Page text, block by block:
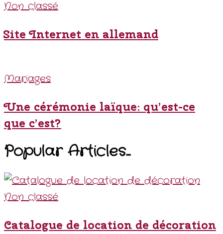
Non classé
Site Internet en allemand
Mariages
Une cérémonie laïque: qu’est-ce
que c’est?
Popular Articles...
Non classé
Catalogue de location de décoration